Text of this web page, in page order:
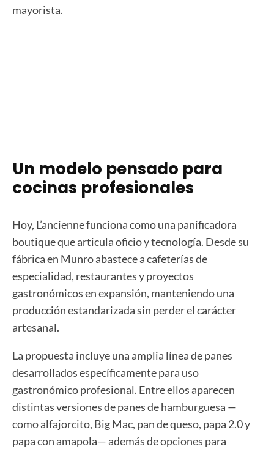
mayorista.
Un modelo pensado para
cocinas profesionales
Hoy, L’ancienne funciona como una panificadora
boutique que articula oficio y tecnología. Desde su
fábrica en Munro abastece a cafeterías de
especialidad, restaurantes y proyectos
gastronómicos en expansión, manteniendo una
producción estandarizada sin perder el carácter
artesanal.
La propuesta incluye una amplia línea de panes
desarrollados específicamente para uso
gastronómico profesional. Entre ellos aparecen
distintas versiones de panes de hamburguesa —
como alfajorcito, Big Mac, pan de queso, papa 2.0 y
papa con amapola— además de opciones para